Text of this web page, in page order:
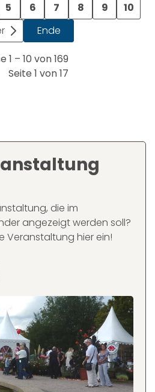
5 6 7 8 9
10
Ende
1 – 10 von 169
Seite 1 von 17
die im
angezeigt werden soll?
Veranstaltung hier ein!